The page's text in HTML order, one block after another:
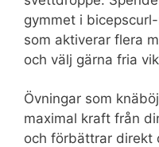
gymmet i
som aktiverar flera
och välj gärna fria
Övningar som
maximal kraft från
och förbättrar direkt